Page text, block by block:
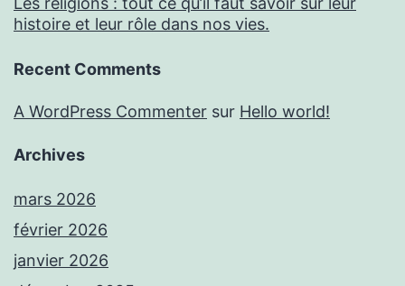
histoire et leur rôle dans nos vies.
Recent Comments
A WordPress Commenter sur Hello world!
Archives
mars 2026
février 2026
janvier 2026